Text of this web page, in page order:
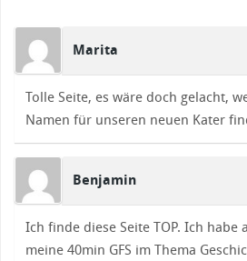
Marita
Tolle Seite, es wäre doch gelacht,
Namen für unseren neuen Kater
Benjamin
Ich finde diese Seite TOP. Ich habe
meine 40min GFS im Thema